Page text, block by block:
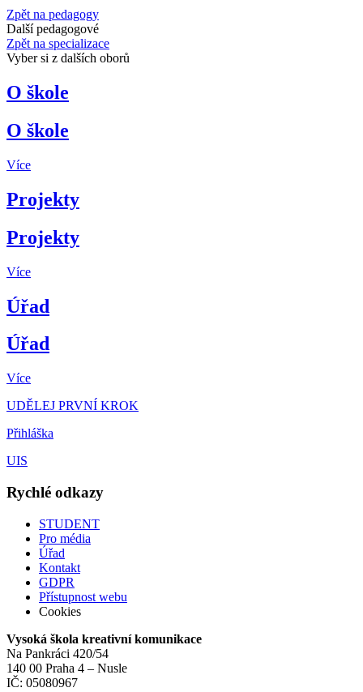
Zpět na pedagogy
Další pedagogové
Zpět na specializace
Vyber si z dalších oborů
O škole
O škole
Více
Projekty
Projekty
Více
Úřad
Úřad
Více
UDĚLEJ PRVNÍ KROK
Přihláška
UIS
Rychlé odkazy
STUDENT
Pro média
Úřad
Kontakt
GDPR
Přístupnost webu
Cookies
Vysoká škola kreativní komunikace
Na Pankráci 420/54
140 00 Praha 4 – Nusle
IČ: 05080967